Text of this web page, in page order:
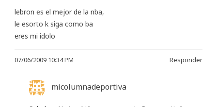
lebron es el mejor de la nba,
le esorto k siga como ba
eres mi idolo
07/06/2009 10:34 PM Responder
micolumnadeportiva